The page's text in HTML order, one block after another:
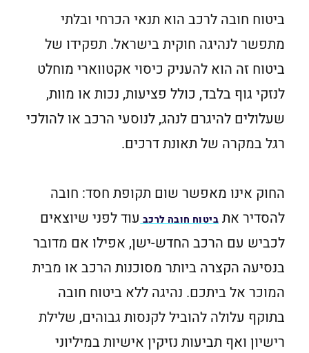
ביטוח חובה לרכב הוא תנאי הכרחי ובלתי
מתפשר לנהיגה חוקית בישראל. תפקידו של
ביטוח זה הוא להעניק כיסוי אקטווארי מוחלט
לנזקי גוף בלבד, כולל פציעות, נכות או מוות,
שעלולים להיגרם לנהג, לנוסעי הרכב או להולכי
רגל במקרה של תאונת דרכים.
החוק אינו מאפשר שום תקופת חסד: חובה
להסדיר את ביטוח חובה לרכב עוד לפני שיוצאים
לכביש עם הרכב החדש-ישן, אפילו אם מדובר
בנסיעה הקצרה ביותר מסוכנות הרכב או מבית
המוכר אל ביתכם. נהיגה ללא ביטוח חובה
בתוקף עלולה להוביל לקנסות גבוהים, שלילת
רישיון ואף תביעות נזיקין אישיות במיליוני